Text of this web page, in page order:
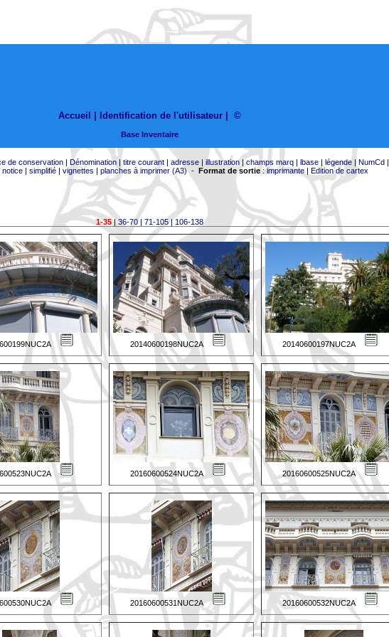
Accueil | Identification de l'utilisateur ©
Base Inventaire
de conservation| Dénomination| titre courant| adresse| illustration|champs marq| lbase| légende| NumCd|
notice| simplifié| vignettes | planches à imprimer (A3)- Format de sortie:imprimante| Edition de cartex
1-35|36-70| 71-105| 106-138
20140600198NUC2A 20140600197NUC2A
20160600524NUC2A 20160600525NUC2A
20160600531NUC2A 20160600532NUC2A